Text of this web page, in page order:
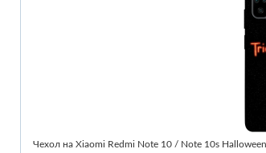
Чехол на Xiaomi Redmi Note 10 / Note 10s